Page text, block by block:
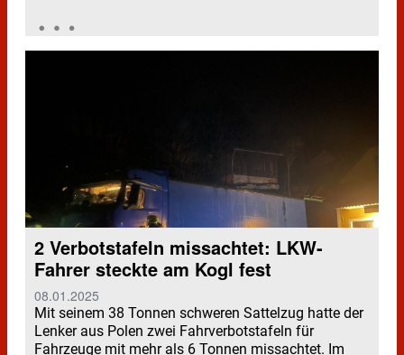
2 Verbotstafeln missachtet: LKW-
Fahrer steckte am Kogl fest
08.01.2025
Mit seinem 38 Tonnen schweren Sattelzug hatte der
Lenker aus Polen zwei Fahrverbotstafeln für
Fahrzeuge mit mehr als 6 Tonnen missachtet. Im